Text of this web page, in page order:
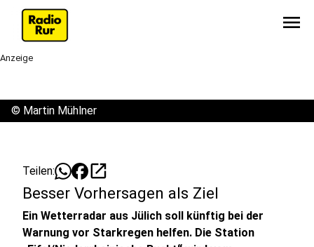
menu
Anzeige
© Martin Mühlner
Teilen: open_in_new
Besser Vorhersagen als Ziel
Ein Wetterradar aus Jülich soll künftig bei der
Warnung vor Starkregen helfen. Die Station